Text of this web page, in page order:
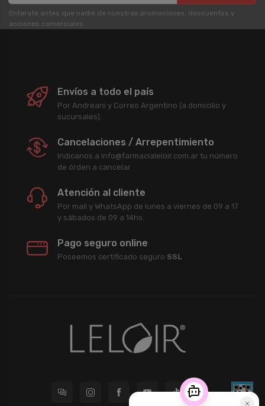
Enterate antes que nadie de nuestras promociones, descuentos y
acciones comerciales.
Envíos a todo el país
Por Andreani y Correo Argentino (a domicilio y
sucursales).
Cancelaciones / Arrepentimiento
Indicanos a info@farmacialeloir.com.ar tu número
de órden a cancelar.
Atención al cliente
Por mail y WhatsApp de lunes a viernes de 09 a 17
y sábados de 09 a 14hs.
Pago seguro online
Poseemos certificado seguro SSL